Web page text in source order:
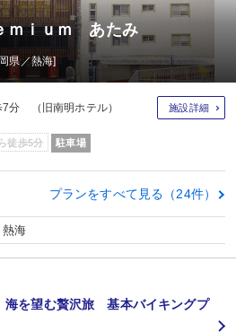
ｍｉｕｍ あたみ
県／熱海]
7分 （旧南明ホテル） 施設詳細
徒歩5分 駐車場
プランをすべて見る（24件）
熱海
海を望む贅沢旅 基本バイキングプ